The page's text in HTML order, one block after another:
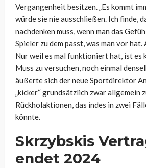
Vergangenheit besitzen. „Es kommt
würde sie nie ausschließen. Ich finde,
nachdenken muss, wenn man das
Spieler zu dem passt, was man vor
Nur weil es mal funktioniert hat, ist es
Muss zu versuchen, noch einmal
äußerte sich der neue Sportdirektor
„kicker“ grundsätzlich zwar allgemein
Rückholaktionen, das indes in zwei
könnte.
Skrzybskis
endet 2024